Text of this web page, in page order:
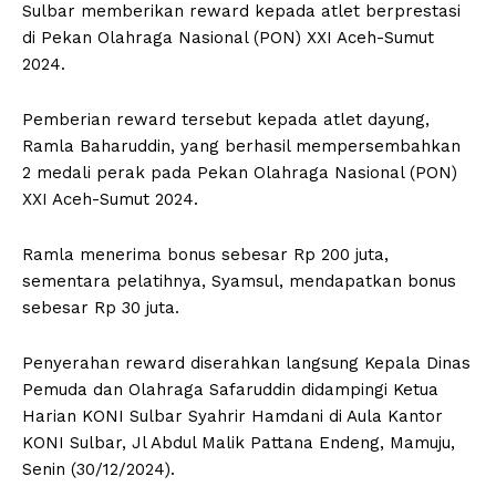
Sulbar memberikan reward kepada atlet berprestasi
di Pekan Olahraga Nasional (PON) XXI Aceh-Sumut
2024.
Pemberian reward tersebut kepada atlet dayung,
Ramla Baharuddin, yang berhasil mempersembahkan
2 medali perak pada Pekan Olahraga Nasional (PON)
XXI Aceh-Sumut 2024.
Ramla menerima bonus sebesar Rp 200 juta,
sementara pelatihnya, Syamsul, mendapatkan bonus
sebesar Rp 30 juta.
Penyerahan reward diserahkan langsung Kepala Dinas
Pemuda dan Olahraga Safaruddin didampingi Ketua
Harian KONI Sulbar Syahrir Hamdani di Aula Kantor
KONI Sulbar, Jl Abdul Malik Pattana Endeng, Mamuju,
Senin (30/12/2024).